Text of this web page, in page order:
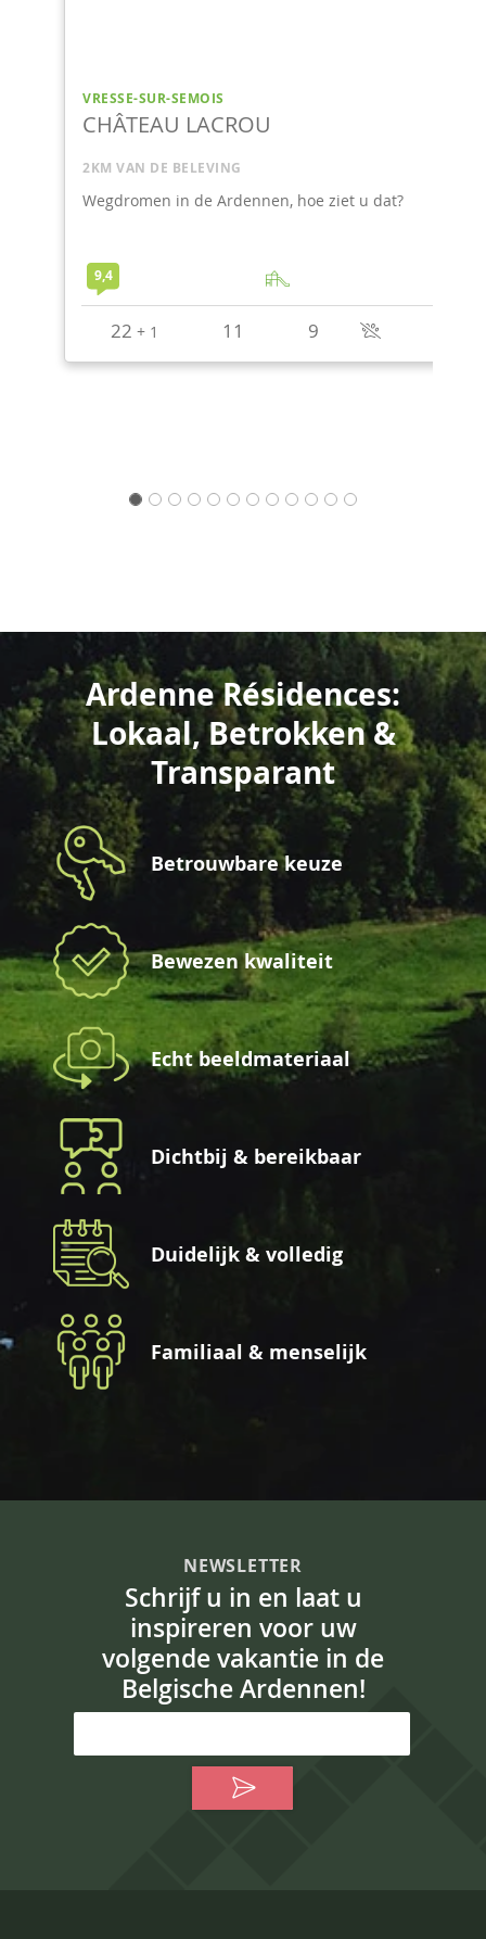
VRESSE-SUR-SEMOIS
LA RENARDIÈRE
2KM VAN DE BELEVING
Een breed scala aan vrijetijdsactiviteiten
ontspanningsruimte en geweldige
speelmodule.
8,9
8 2
Ardenne Résidences:
Lokaal, Betrokken &
Transparant
Betrouwbare keuze
Bewezen kwaliteit
Echt beeldmateriaal
Dichtbij & bereikbaar
Duidelijk & volledig
Familiaal & menselijk
NEWSLETTER
Schrijf u in en laat u
inspireren voor uw
volgende vakantie in de
Belgische Ardennen!